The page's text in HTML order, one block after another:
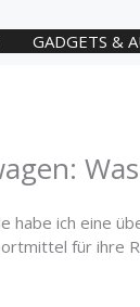
GADGETS &
habe ich eine
für ihre